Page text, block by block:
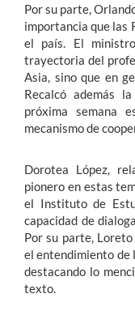
Por su parte,
importancia que las
el país. El
trayectoria del
Asia, sino que en
Recalcó además
próxima semana
mecanismo de
Dorotea López,
pionero en estas
el Instituto de
capacidad de
Por su parte,
el entendimiento de
destacando lo
texto.